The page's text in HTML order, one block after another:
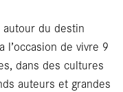
du destin
l’occasion de vivre 9
dans des cultures
auteurs et grandes